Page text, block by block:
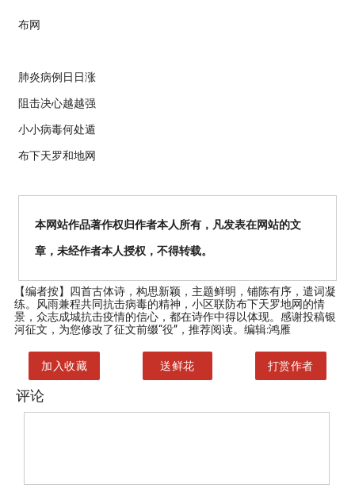
布网
肺炎病例日日涨
阻击决心越越强
小小病毒何处遁
布下天罗和地网
本网站作品著作权归作者本人所有，凡发表在网站的文
章，未经作者本人授权，不得转载。
【编者按】 四首古体诗，构思新颖，主题鲜明，铺陈有序，遣词凝
练。风雨兼程共同抗击病毒的精神，小区联防布下天罗地网的情
景，众志成城抗击疫情的信心，都在诗作中得以体现。感谢投稿银
河征文，为您修改了征文前缀“役”，推荐阅读。编辑:鸿雁
加入收藏 送鲜花 打赏作者
评论